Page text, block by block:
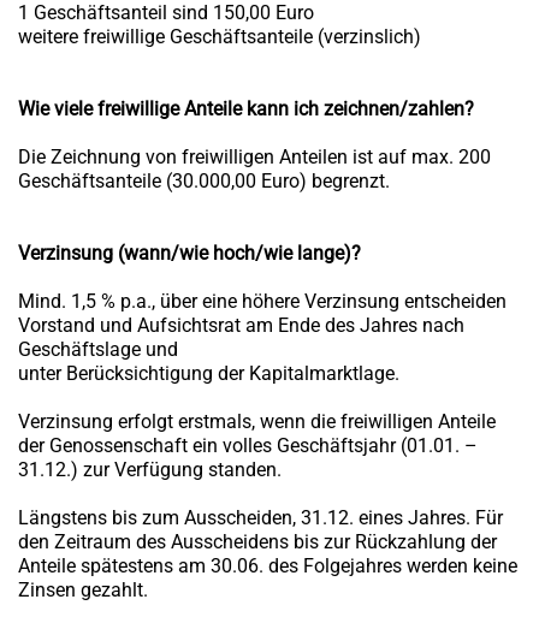
1 Geschäftsanteil sind 150,00 Euro
weitere freiwillige Geschäftsanteile (verzinslich)
Wie viele freiwillige Anteile kann ich zeichnen/zahlen?
Die Zeichnung von freiwilligen Anteilen ist auf max. 200
Geschäftsanteile (30.000,00 Euro) begrenzt.
Verzinsung (wann/wie hoch/wie lange)?
Mind. 1,5 % p.a., über eine höhere Verzinsung entscheiden
Vorstand und Aufsichtsrat am Ende des Jahres nach
Geschäftslage und
unter Berücksichtigung der Kapitalmarktlage.
Verzinsung erfolgt erstmals, wenn die freiwilligen Anteile
der Genossenschaft ein volles Geschäftsjahr (01.01. –
31.12.) zur Verfügung standen.
Längstens bis zum Ausscheiden, 31.12. eines Jahres. Für
den Zeitraum des Ausscheidens bis zur Rückzahlung der
Anteile spätestens am 30.06. des Folgejahres werden keine
Zinsen gezahlt.